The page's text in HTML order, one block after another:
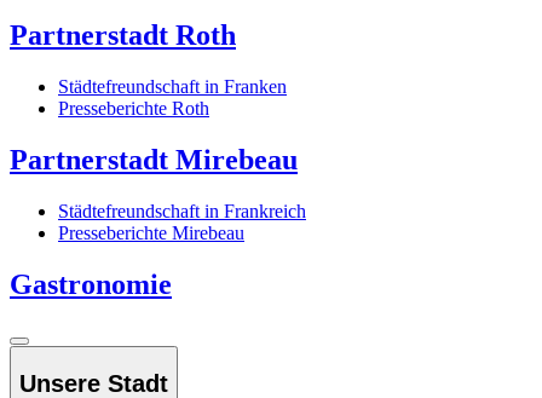
Partnerstadt Roth
Städtefreundschaft in Franken
Presseberichte Roth
Partnerstadt Mirebeau
Städtefreundschaft in Frankreich
Presseberichte Mirebeau
Gastronomie
Unsere Stadt